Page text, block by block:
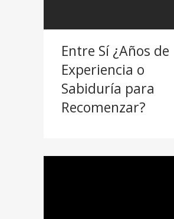
Entre Sí ¿Años de
Experiencia o
Sabiduría para
Recomenzar?